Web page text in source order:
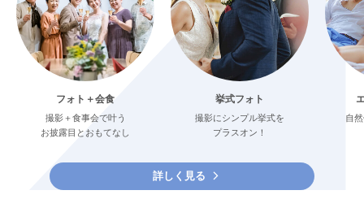
フォト＋会食
撮影＋食事会で叶う
お披露目とおもてなし
挙式フォト
撮影にシンプル挙式を
プラスオン！
自
詳しく見る